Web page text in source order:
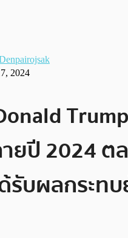
2024
ยปี 2024 ต
รับผลกระท